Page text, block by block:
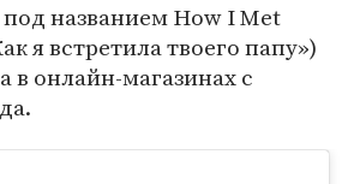
названием How I Met
я встретила твоего папу»)
в онлайн-магазинах с